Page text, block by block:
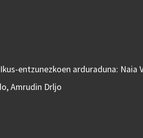
entzunezkoen arduraduna: Naia
Amrudin Drljo